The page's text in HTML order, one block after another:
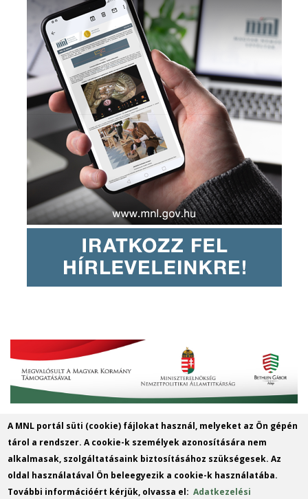
Magyar Nemzeti Levéltár Győr-Moson-
Sopron Vármegye Győri Levéltára
9022 Győr, Liszt Ferenc u. 13.
A MNL portál süti (cookie) fájlokat használ, melyeket az Ön gépén
tárol a rendszer. A cookie-k személyek azonosítására nem
alkalmasak, szolgáltatásaink biztosításához szükségesek. Az
oldal használatával Ön beleegyezik a cookie-k használatába.
További információért kérjük, olvassa el:Adatkezelési